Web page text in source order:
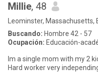
Millie, 48
Leominster, Massachusetts,
Buscando: Hombre 42 - 57
Ocupación: Educación-
Im a single mom with my 2
Hard worker very